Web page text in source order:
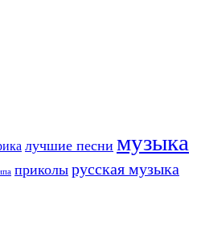
лучшие песни музыка
приколы русская музыка